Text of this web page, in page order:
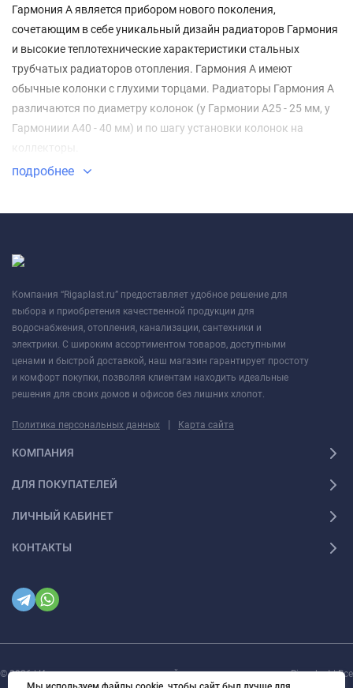
Гармония А является прибором нового поколения,
сочетающим в себе уникальный дизайн радиаторов Гармония
и высокие теплотехнические характеристики стальных
трубчатых радиаторов отопления. Гармония А имеют
обычные колонки с глухими торцами. Радиаторы Гармония А
различаются по диаметру колонок (у Гармонии А25 - 25 мм, у
Гармониии А40 - 40 мм) и по шагу установки колонок на
коллекторы.
подробнее
Компания “Rigaplast.ru” предоставляет удобное решение для
выбора и приобретения качественной продукции для
водоснабжения, отопления, канализации, сантехники и
электрики. С широким ассортиментом товаров, доступными
ценами и быстрой доставкой, наш магазин гарантирует простоту
и комфорт покупки, позволяя клиентам находить идеальные
решения для своих домов и офисов без лишних хлопот.
Политика персональных данных | Карта сайта
КОМПАНИЯ
ДЛЯ ПОКУПАТЕЛЕЙ
ЛИЧНЫЙ КАБИНЕТ
КОНТАКТЫ
© 2026 | Интернет магазин инженерной сантехники и электрики Rigaplast | Все